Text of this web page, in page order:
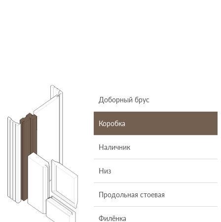
Доборный брус
Коробка
Наличник
Низ
Продольная стоевая
Филёнка